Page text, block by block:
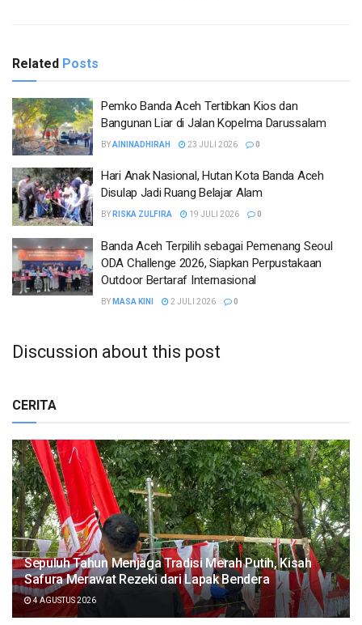
Related Posts
Pemko Banda Aceh Tertibkan Kios dan
Bangunan Liar di Jalan Kopelma Darussalam
BYAININADHIRAH 23 JULI 2026 0
Hari Anak Nasional, Hutan Kota Banda Aceh
Disulap Jadi Ruang Belajar Alam
BY RISKA ZULFIRA 19 JULI 2026 0
Banda Aceh Terpilih sebagai Pemenang Seoul
ODA Challenge 2026, Siapkan Perpustakaan
Outdoor Bertaraf Internasional
BY MASA KINI 2 JULI 2026 0
Discussion about this post
CERITA
Sepuluh Tahun Menjaga Tradisi Merah Putih, Kisah
Safura Merawat Rezeki dari Lapak Bendera
4 AGUSTUS 2026